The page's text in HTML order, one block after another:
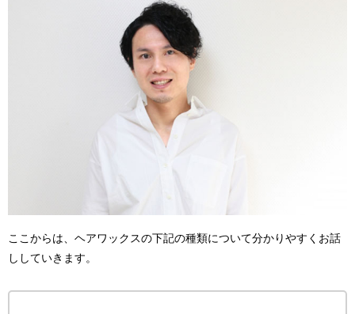
ここからは、ヘアワックスの下記の種類について分かりやすくお話
ししていきます。